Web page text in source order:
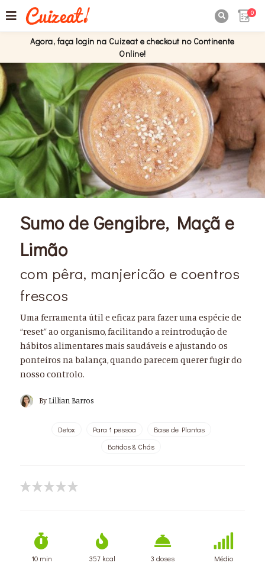
0
Agora, faça login na Cuizeat e checkout no Continente
Online!
Sumo de Gengibre, Maçã e
Limão
com pêra, manjericão e coentros
frescos
Uma ferramenta útil e eficaz para fazer uma espécie de
“reset” ao organismo, facilitando a reintrodução de
hábitos alimentares mais saudáveis e ajustando os
ponteiros na balança, quando parecem querer fugir do
nosso controlo.
By Lillian Barros
Detox Para 1 pessoa
Base de Plantas
Batidos & Chás
10 min 357 kcal 3 doses Médio